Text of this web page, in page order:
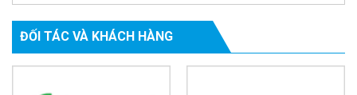
ĐỐI TÁC VÀ KHÁCH HÀNG